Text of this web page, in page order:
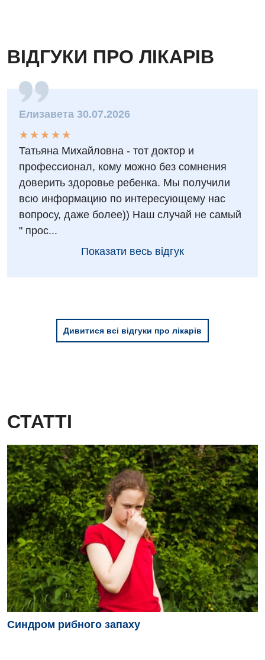
ВІДГУКИ ПРО ЛІКАРІВ
Елизавета 30.07.2026
★
★
★
★
★
★ ★ ★ ★ ★
Татьяна Михайловна - тот доктор и
профессионал, кому можно без сомнения
доверить здоровье ребенка. Мы получили
всю информацию по интересующему нас
вопросу, даже более)) Наш случай не самый
" прос...
Показати весь відгук
Дивитися всі відгуки про лікарів
СТАТТІ
Синдром рибного запаху